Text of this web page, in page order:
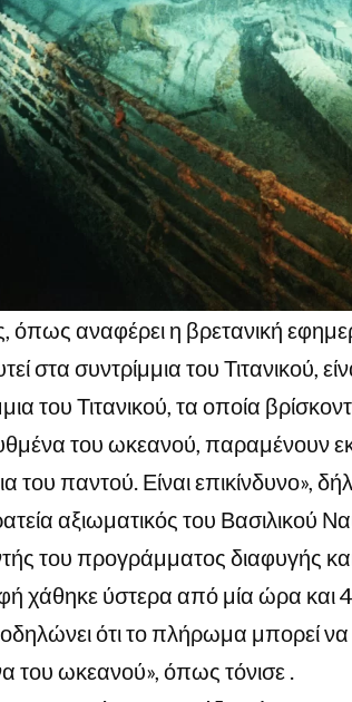
όπως αναφέρει η βρετανική
στα συντρίμμια του Τιτανικού,
του Τιτανικού, τα οποία
του ωκεανού, παραμένουν
του παντού. Είναι επικίνδυνο»,
αξιωματικός του Βασιλικού
του προγράμματος διαφυγής
χάθηκε ύστερα από μία ώρα και
ότι το πλήρωμα μπορεί
του ωκεανού», όπως τόνισε .